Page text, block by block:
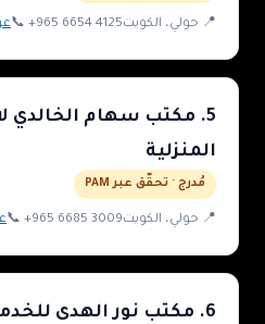
📍 حولي، الكويت 📞 +965 6654 4125
5
. مكتب سهام الخالدي
المنزلية
مُدرج · تحقّق عبر PAM
📍 حولي، الكويت 📞 +965 6685 3009
6
. مكتب نور الهدى